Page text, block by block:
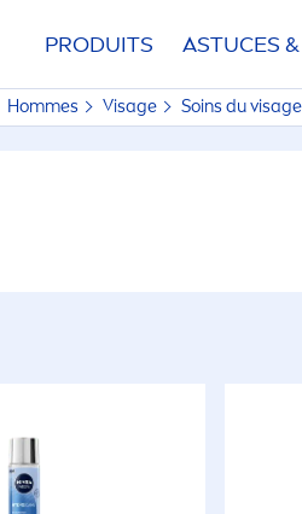
PRODUITS ASTUCES
Hommes Visage Soins du visage